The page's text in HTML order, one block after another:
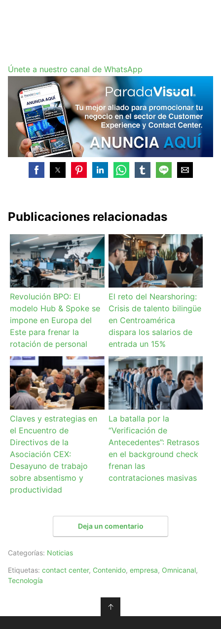
Únete a nuestro canal de WhatsApp
Publicaciones relacionadas
Revolución BPO: El
modelo Hub & Spoke se
impone en Europa del
Este para frenar la
rotación de personal
El reto del Nearshoring:
Crisis de talento bilingüe
en Centroamérica
dispara los salarios de
entrada un 15%
Claves y estrategias en
el Encuentro de
Directivos de la
Asociación CEX:
Desayuno de trabajo
sobre absentismo y
productividad
La batalla por la
“Verificación de
Antecedentes”: Retrasos
en el background check
frenan las
contrataciones masivas
Deja un comentario
Categorías: Noticias
Etiquetas: contact center, Contenido, empresa, Omnicanal,
Tecnología
↑